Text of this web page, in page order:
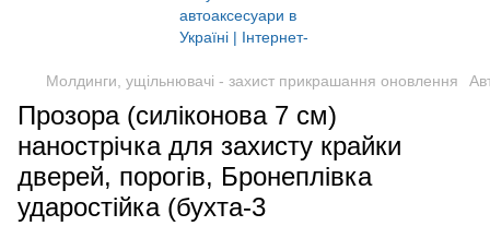
Молдинги, ущільнювачі - захист прикрашання оновлення
Прозора (силіконова 7 см)
нанострічка для захисту крайки
дверей, порогів, Бронеплівка
ударостійка (бухта-3